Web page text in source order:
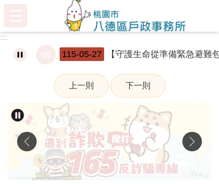
跳到主要內容區塊
:::
115-05-27 【守護生命從準備緊急避
上一則 下一則